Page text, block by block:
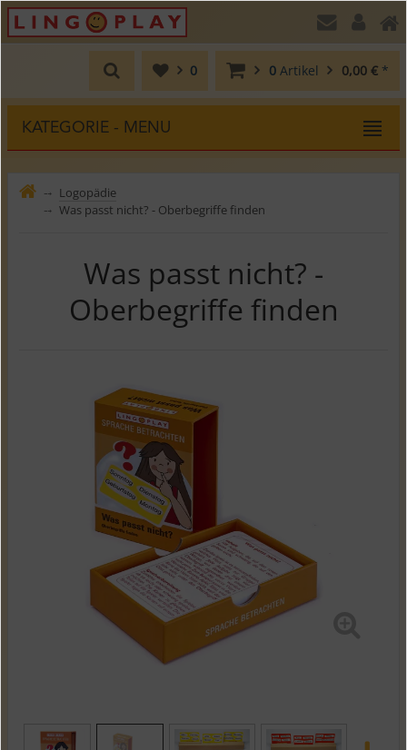
0 Artikel 0,00 € *
0
KATEGORIE - MENU
⤍ Logopädie
⤍ Was passt nicht? - Oberbegriffe finden
Was passt nicht? -
Oberbegriffe finden